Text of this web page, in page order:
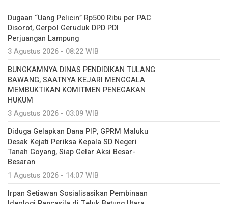
Dugaan “Uang Pelicin” Rp500 Ribu per PAC
Disorot, Gerpol Geruduk DPD PDI
Perjuangan Lampung
3 Agustus 2026 - 08:22 WIB
BUNGKAMNYA DINAS PENDIDIKAN TULANG
BAWANG, SAATNYA KEJARI MENGGALA
MEMBUKTIKAN KOMITMEN PENEGAKAN
HUKUM
3 Agustus 2026 - 03:09 WIB
Diduga Gelapkan Dana PIP, GPRM Maluku
Desak Kejati Periksa Kepala SD Negeri
Tanah Goyang, Siap Gelar Aksi Besar-
Besaran
1 Agustus 2026 - 14:07 WIB
Irpan Setiawan Sosialisasikan Pembinaan